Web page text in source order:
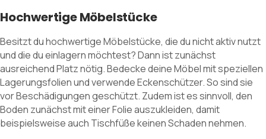
Hochwertige Möbelstücke
Besitzt du hochwertige Möbelstücke, die du nicht aktiv nutzt
und die du einlagern möchtest? Dann ist zunächst
ausreichend Platz nötig. Bedecke deine Möbel mit speziellen
Lagerungsfolien und verwende Eckenschützer. So sind sie
vor Beschädigungen geschützt. Zudem ist es sinnvoll, den
Boden zunächst mit einer Folie auszukleiden, damit
beispielsweise auch Tischfüße keinen Schaden nehmen.